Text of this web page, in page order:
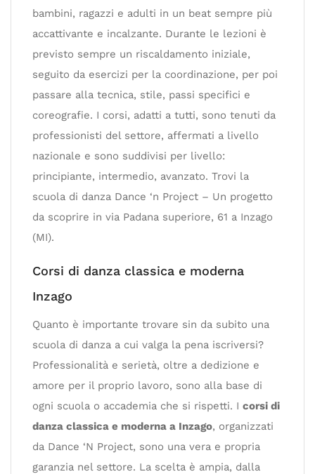
bambini, ragazzi e adulti in un beat sempre più
accattivante e incalzante. Durante le lezioni è
previsto sempre un riscaldamento iniziale,
seguito da esercizi per la coordinazione, per poi
passare alla tecnica, stile, passi specifici e
coreografie. I corsi, adatti a tutti, sono tenuti da
professionisti del settore, affermati a livello
nazionale e sono suddivisi per livello:
principiante, intermedio, avanzato. Trovi la
scuola di danza Dance ‘n Project – Un progetto
da scoprire in via Padana superiore, 61 a Inzago
(MI).
Corsi di danza classica e moderna
Inzago
Quanto è importante trovare sin da subito una
scuola di danza a cui valga la pena iscriversi?
Professionalità e serietà, oltre a dedizione e
amore per il proprio lavoro, sono alla base di
ogni scuola o accademia che si rispetti. I corsi di
danza classica e moderna a Inzago, organizzati
da Dance ‘N Project, sono una vera e propria
garanzia nel settore. La scelta è ampia, dalla